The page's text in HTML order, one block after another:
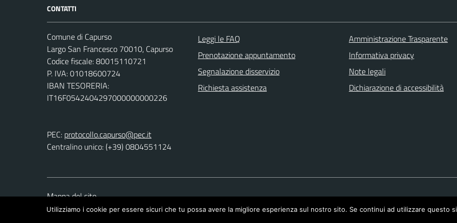
CONTATTI
Comune di Capurso
Largo San Francesco 70010, Capurso
Codice fiscale: 80015110721
P. IVA: 01018600724
IBAN TESORERIA:
IT16F0542404297000000000226
PEC: protocollo.capurso@pec.it
Centralino unico: (+39) 0804551124
Leggi le FAQ
Prenotazione appuntamento
Segnalazione disservizio
Richiesta assistenza
Amministrazione Trasparente
Informativa privacy
Note legali
Dichiarazione di accessibilità
Mappa del sito
Utilizziamo i cookie per essere sicuri che tu possa avere la migliore esperienza sul nostro sito. Se continui ad utilizzare questo